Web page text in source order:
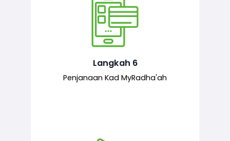
Langkah 6
Penjanaan Kad MyRadha'ah
Setelah permohonan diluluskan, kad
MyRadha’ah akan dijana.